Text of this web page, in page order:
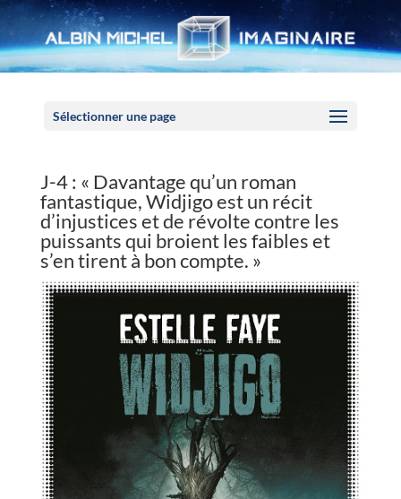
Sélectionner une page
J-4 : « Davantage qu’un roman
fantastique, Widjigo est un récit
d’injustices et de révolte contre les
puissants qui broient les faibles et
s’en tirent à bon compte. »
Panneau de gestion des cookies